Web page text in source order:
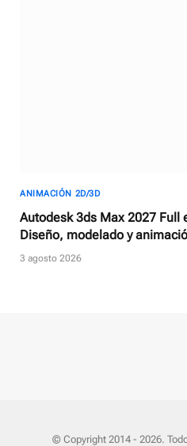
ANIMACIÓN 2D/3D
Autodesk 3ds Max 2027 Full
Diseño, modelado y
3 agosto 2026
© Copyright 2014 - 2026.